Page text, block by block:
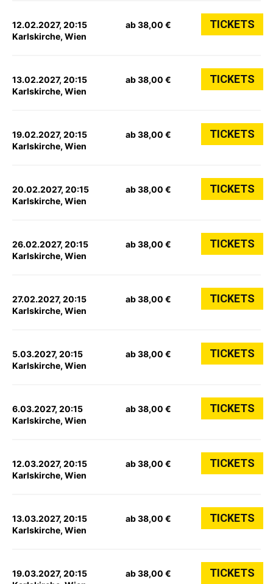
12.02.2027, 20:15
Karlskirche, Wien
ab 38,00 € TICKETS
13.02.2027, 20:15
Karlskirche, Wien
ab 38,00 € TICKETS
19.02.2027, 20:15
Karlskirche, Wien
ab 38,00 € TICKETS
20.02.2027, 20:15
Karlskirche, Wien
ab 38,00 € TICKETS
26.02.2027, 20:15
Karlskirche, Wien
ab 38,00 € TICKETS
27.02.2027, 20:15
Karlskirche, Wien
ab 38,00 € TICKETS
5.03.2027, 20:15
Karlskirche, Wien
ab 38,00 € TICKETS
6.03.2027, 20:15
Karlskirche, Wien
ab 38,00 € TICKETS
12.03.2027, 20:15
Karlskirche, Wien
ab 38,00 € TICKETS
13.03.2027, 20:15
Karlskirche, Wien
ab 38,00 € TICKETS
19.03.2027, 20:15
ab 38,00 € TICKETS